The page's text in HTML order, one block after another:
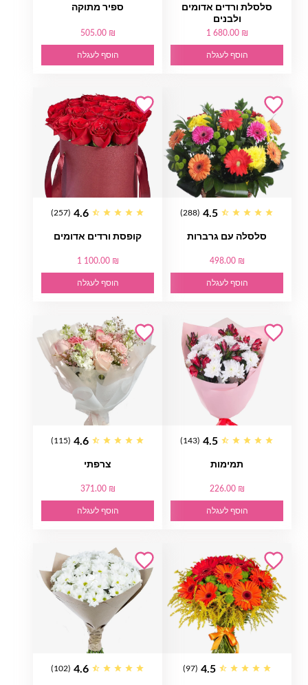
סלסלת ורדים אדומים
ולבנים
1 680.00 ₪
הוסף לעגלה
ספיר מתוקה
505.00 ₪
הוסף לעגלה
4.5
(288)
סלסלה עם גרברות
498.00 ₪
הוסף לעגלה
4.6
(257)
קופסת ורדים אדומים
1 100.00 ₪
הוסף לעגלה
4.5
(143)
תמימות
226.00 ₪
הוסף לעגלה
4.6
(115)
צרפתי
371.00 ₪
הוסף לעגלה
4.5
(97)
4.6
(102)